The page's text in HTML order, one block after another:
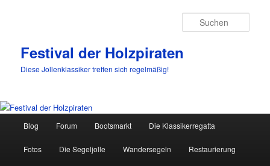
Festival der Holzpiraten
Diese Jollenklassiker treffen sich regelmäßig!
Zum
primären
Blog Forum Bootsmarkt Die Klassikerregatta
Fotos Die Segeljolle Wandersegeln Restaurierung